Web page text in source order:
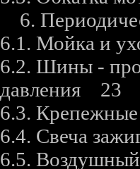
6.
6.1. Мойка и
6.2. Шины -
давления 23
6.3.
6.4. Свеча
6.5.